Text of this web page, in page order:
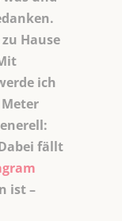
Hause
ich
fällt
ist –